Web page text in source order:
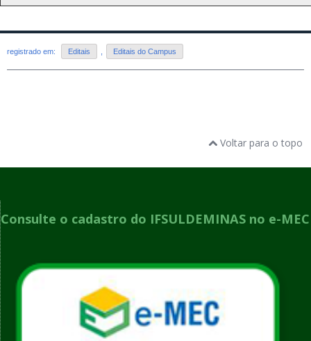
registrado em: Editais Editais do Campus
Voltar para o topo
Consulte o cadastro do IFSULDEMINAS no e-MEC